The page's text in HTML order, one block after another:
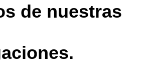
de nuestras